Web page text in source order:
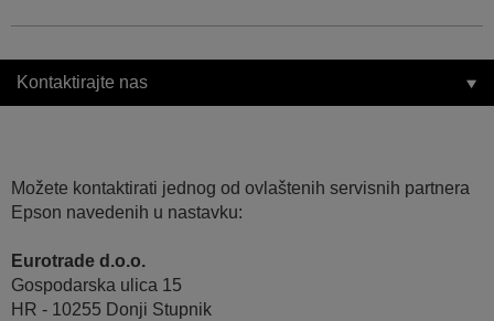
Kontaktirajte nas
Možete kontaktirati jednog od ovlaštenih servisnih partnera
Epson navedenih u nastavku:
Eurotrade d.o.o.
Gospodarska ulica 15
HR - 10255 Donji Stupnik